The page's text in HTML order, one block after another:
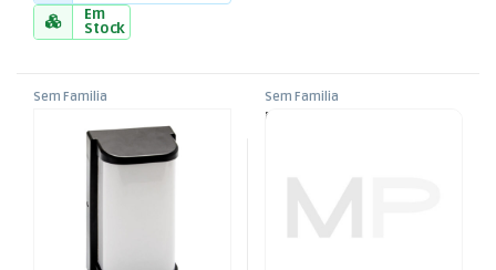
Em
Stock
Sem Familia
10W IP65 – Preto
Sem Familia
Módulo LED 3xSMD2835 Azul